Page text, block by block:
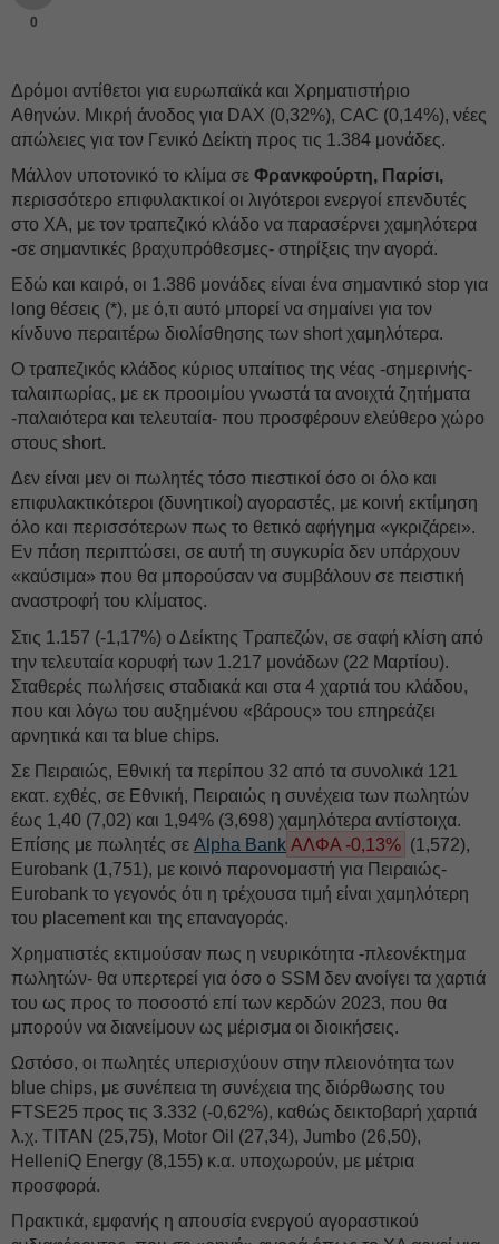
0
Δρόμοι αντίθετοι για ευρωπαϊκά και Χρηματιστήριο
Αθηνών. Μικρή άνοδος για DAX (0,32%), CAC (0,14%), νέες
απώλειες για τον Γενικό Δείκτη προς τις 1.384 μονάδες.
Μάλλον υποτονικό το κλίμα σε Φρανκφούρτη, Παρίσι,
περισσότερο επιφυλακτικοί οι λιγότεροι ενεργοί επενδυτές
στο ΧΑ, με τον τραπεζικό κλάδο να παρασέρνει χαμηλότερα
-σε σημαντικές βραχυπρόθεσμες- στηρίξεις την αγορά.
Εδώ και καιρό, οι 1.386 μονάδες είναι ένα σημαντικό stop για
long θέσεις (*), με ό,τι αυτό μπορεί να σημαίνει για τον
κίνδυνο περαιτέρω διολίσθησης των short χαμηλότερα.
Ο τραπεζικός κλάδος κύριος υπαίτιος της νέας -σημερινής-
ταλαιπωρίας, με εκ προοιμίου γνωστά τα ανοιχτά ζητήματα
-παλαιότερα και τελευταία- που προσφέρουν ελεύθερο χώρο
στους short.
Δεν είναι μεν οι πωλητές τόσο πιεστικοί όσο οι όλο και
επιφυλακτικότεροι (δυνητικοί) αγοραστές, με κοινή εκτίμηση
όλο και περισσότερων πως το θετικό αφήγημα «γκριζάρει».
Εν πάση περιπτώσει, σε αυτή τη συγκυρία δεν υπάρχουν
«καύσιμα» που θα μπορούσαν να συμβάλουν σε πειστική
αναστροφή του κλίματος.
Στις 1.157 (-1,17%) ο Δείκτης Τραπεζών, σε σαφή κλίση από
την τελευταία κορυφή των 1.217 μονάδων (22 Μαρτίου).
Σταθερές πωλήσεις σταδιακά και στα 4 χαρτιά του κλάδου,
που και λόγω του αυξημένου «βάρους» του επηρεάζει
αρνητικά και τα blue chips.
Σε Πειραιώς, Εθνική τα περίπου 32 από τα συνολικά 121
εκατ. εχθές, σε Εθνική, Πειραιώς η συνέχεια των πωλητών
έως 1,40 (7,02) και 1,94% (3,698) χαμηλότερα αντίστοιχα.
Επίσης με πωλητές σε Alpha Bank ΑΛΦΑ -0,13% (1,572),
Eurobank (1,751), με κοινό παρονομαστή για Πειραιώς-
Eurobank το γεγονός ότι η τρέχουσα τιμή είναι χαμηλότερη
του placement και της επαναγοράς.
Χρηματιστές εκτιμούσαν πως η νευρικότητα -πλεονέκτημα
πωλητών- θα υπερτερεί για όσο ο SSM δεν ανοίγει τα χαρτιά
του ως προς το ποσοστό επί των κερδών 2023, που θα
μπορούν να διανείμουν ως μέρισμα οι διοικήσεις.
Ωστόσο, οι πωλητές υπερισχύουν στην πλειονότητα των
blue chips, με συνέπεια τη συνέχεια της διόρθωσης του
FTSE25 προς τις 3.332 (-0,62%), καθώς δεικτοβαρή χαρτιά
λ.χ. ΤΙΤΑΝ (25,75), Μotor Oil (27,34), Jumbo (26,50),
HelleniQ Energy (8,155) κ.α. υποχωρούν, με μέτρια
προσφορά.
Πρακτικά, εμφανής η απουσία ενεργού αγοραστικού